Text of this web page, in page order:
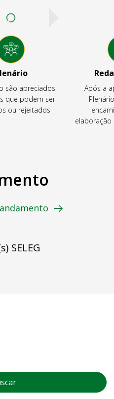
são apreciados
que podem ser
ou rejeitados
Após a
elaboração
SELEG